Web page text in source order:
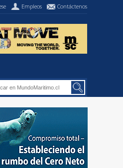
Empleos Contáctenos